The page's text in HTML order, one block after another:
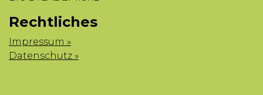
Rechtliches
Impressum »
Datenschutz »